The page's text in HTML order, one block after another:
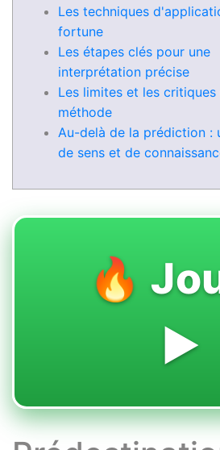
Les techniques
fortune
Les étapes clés pour une
interprétation précise
Les limites et les
méthode
Au-delà de la prédiction :
de sens et de
🔥
▶️